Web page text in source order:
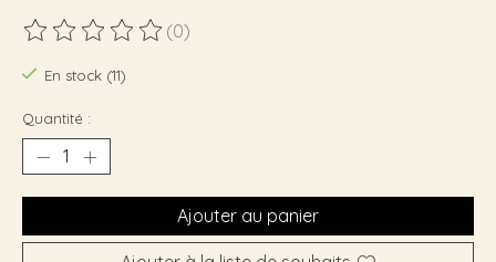
Ce produit est évalué à
(0)
En stock (11)
Quantité :
Ajouter au panier